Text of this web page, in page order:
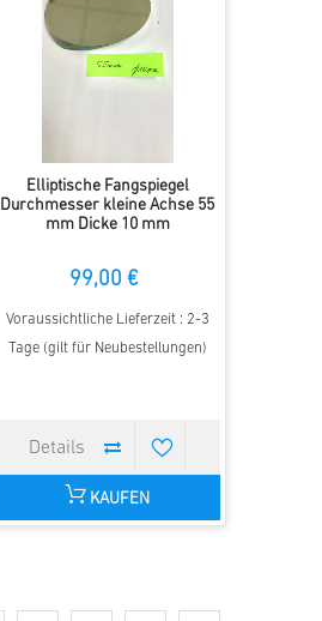
Elliptische Fangspiegel
Durchmesser kleine Achse 55
mm Dicke 10 mm
99,00 €
Voraussichtliche Lieferzeit : 2-3
Tage (gilt für Neubestellungen)
KAUFEN